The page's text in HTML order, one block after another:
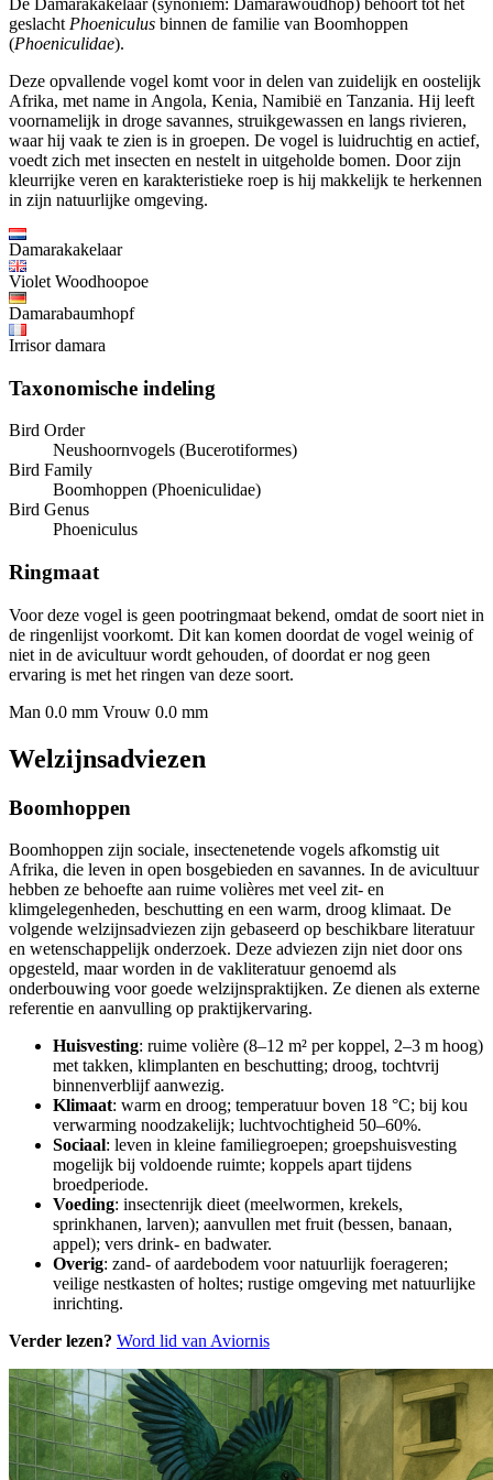
De Damarakakelaar (synoniem: Damarawoudhop) behoort tot het
geslacht Phoeniculus binnen de familie van Boomhoppen
(Phoeniculidae).
Deze opvallende vogel komt voor in delen van zuidelijk en oostelijk
Afrika, met name in Angola, Kenia, Namibië en Tanzania. Hij leeft
voornamelijk in droge savannes, struikgewassen en langs rivieren,
waar hij vaak te zien is in groepen. De vogel is luidruchtig en actief,
voedt zich met insecten en nestelt in uitgeholde bomen. Door zijn
kleurrijke veren en karakteristieke roep is hij makkelijk te herkennen
in zijn natuurlijke omgeving.
Damarakakelaar
Violet Woodhoopoe
Damarabaumhopf
Irrisor damara
Taxonomische indeling
Bird Order
Neushoornvogels (Bucerotiformes)
Bird Family
Boomhoppen (Phoeniculidae)
Bird Genus
Phoeniculus
Ringmaat
Voor deze vogel is geen pootringmaat bekend, omdat de soort niet in
de ringenlijst voorkomt. Dit kan komen doordat de vogel weinig of
niet in de avicultuur wordt gehouden, of doordat er nog geen
ervaring is met het ringen van deze soort.
Man 0.0 mm Vrouw 0.0 mm
Welzijnsadviezen
Boomhoppen
Boomhoppen zijn sociale, insectenetende vogels afkomstig uit
Afrika, die leven in open bosgebieden en savannes. In de avicultuur
hebben ze behoefte aan ruime volières met veel zit- en
klimgelegenheden, beschutting en een warm, droog klimaat. De
volgende welzijnsadviezen zijn gebaseerd op beschikbare literatuur
en wetenschappelijk onderzoek. Deze adviezen zijn niet door ons
opgesteld, maar worden in de vakliteratuur genoemd als
onderbouwing voor goede welzijnspraktijken. Ze dienen als externe
referentie en aanvulling op praktijkervaring.
Huisvesting: ruime volière (8–12 m² per koppel, 2–3 m hoog)
met takken, klimplanten en beschutting; droog, tochtvrij
binnenverblijf aanwezig.
Klimaat: warm en droog; temperatuur boven 18 °C; bij kou
verwarming noodzakelijk; luchtvochtigheid 50–60%.
Sociaal: leven in kleine familiegroepen; groepshuisvesting
mogelijk bij voldoende ruimte; koppels apart tijdens
broedperiode.
Voeding: insectenrijk dieet (meelwormen, krekels,
sprinkhanen, larven); aanvullen met fruit (bessen, banaan,
appel); vers drink- en badwater.
Overig: zand- of aarde­bodem voor natuurlijk foerageren;
veilige nestkasten of holtes; rustige omgeving met natuurlijke
inrichting.
Verder lezen? Word lid van Aviornis